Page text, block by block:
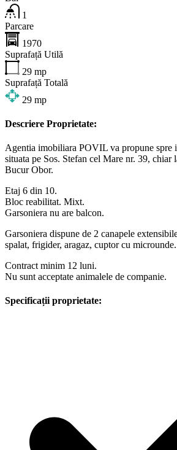
1
Parcare
1970
Suprafață Utilă
29 mp
Suprafață Totală
29 mp
Descriere Proprietate:
Agentia imobiliara POVIL va propune spre
situata pe Sos. Stefan cel Mare nr. 39, chiar
Bucur Obor.
Etaj 6 din 10.
Bloc reabilitat. Mixt.
Garsoniera nu are balcon.
Garsoniera dispune de 2 canapele
spalat, frigider, aragaz, cuptor cu microunde.
Contract minim 12 luni.
Nu sunt acceptate animalele de companie.
Specificații proprietate: